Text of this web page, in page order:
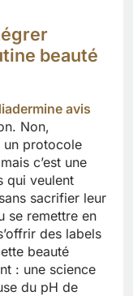
beauté
avis
Non,
un protocole
c’est une
qui veulent
sacrifier leur
se remettre en
des labels
beauté
: une science
du pH de